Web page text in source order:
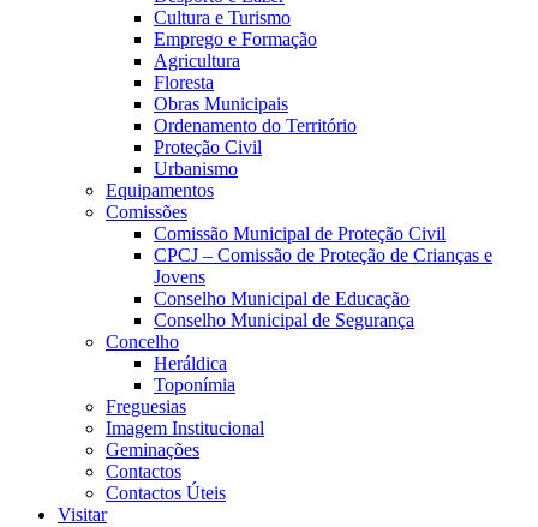
Cultura e Turismo
Emprego e Formação
Agricultura
Floresta
Obras Municipais
Ordenamento do Território
Proteção Civil
Urbanismo
Equipamentos
Comissões
Comissão Municipal de Proteção Civil
CPCJ – Comissão de Proteção de Crianças e
Jovens
Conselho Municipal de Educação
Conselho Municipal de Segurança
Concelho
Heráldica
Toponímia
Freguesias
Imagem Institucional
Geminações
Contactos
Contactos Úteis
Visitar